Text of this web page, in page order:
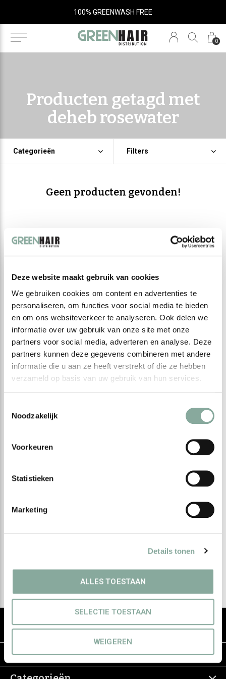
Deze website maakt gebruik van cookies
We gebruiken cookies om content en advertenties te
personaliseren, om functies voor social media te bieden
en om ons websiteverkeer te analyseren. Ook delen we
informatie over uw gebruik van onze site met onze
partners voor social media, adverteren en analyse. Deze
partners kunnen deze gegevens combineren met andere
informatie die u aan ze heeft verstrekt of die ze hebben
verzameld op basis van uw gebruik van hun services.
Noodzakelijk
Voorkeuren
Statistieken
Marketing
Details tonen
ALLES TOESTAAN
SELECTIE TOESTAAN
WEIGEREN
0
100% GREENWASH FREE
Producten getagd met
deheb rosewater
Categorieën Filters
Geen producten gevonden!
Meld je aan voor onze
Abonneer
haarverzorging
Informatie